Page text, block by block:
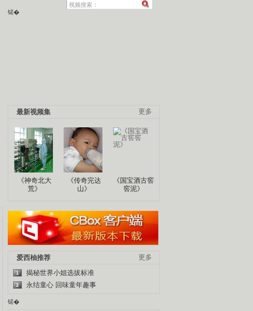
锘�
更多
最新视频集
《神奇北大
荒》
《传奇完达
山》
《国宝酒古窖
窖泥》
更多
爱西柚推荐
1 揭秘世界小姐选拔标准
2 永结童心 回味童年趣事
锘�